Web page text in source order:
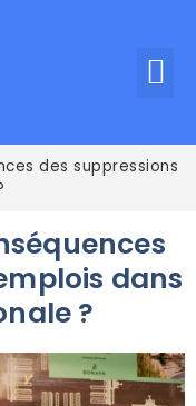
des suppressions
dans
?